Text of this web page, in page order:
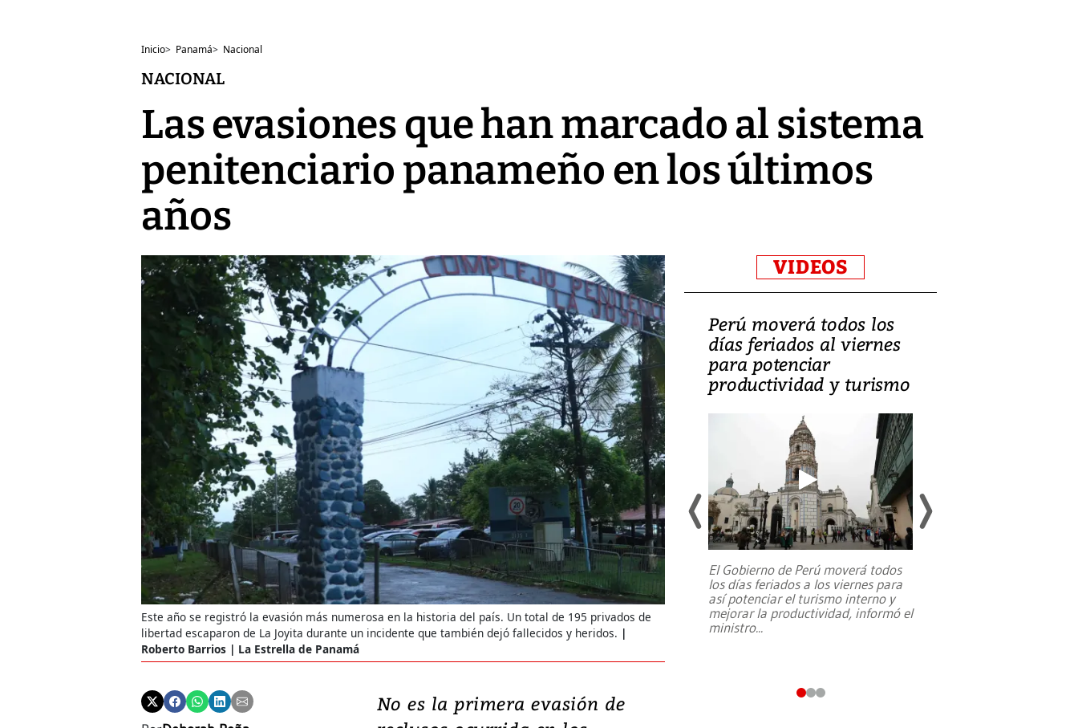
Inicio> Panamá> Nacional
NACIONAL
Las evasiones que han marcado al sistema
penitenciario panameño en los últimos
años
Este año se registró la evasión más numerosa en la historia del país. Un total de 195 privados de
libertad escaparon de La Joyita durante un incidente que también dejó fallecidos y heridos.
Roberto Barrios | La Estrella de Panamá
No es la primera evasión de
VIDEOS
Video: Lula lanza su
candidatura con
promesas de inversión
en defensa, educación y
tierras raras
Entre recuerdos y escuetas
referencias hacia sus adversarios, el
presidente de Brasil, Luiz Inácio Lula
da Silva, oficializó este domingo su
Perú moverá todos los
días feriados al viernes
para potenciar
productividad y turismo
El Gobierno de Perú moverá todos
los días feriados a los viernes para
así potenciar el turismo interno y
mejorar la productividad, informó el
ministro...